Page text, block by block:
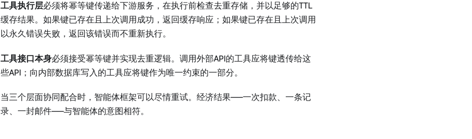
工具执行层必须将幂等键传递给下游服务，在执行前检查去重存储，并以足够的TTL
缓存结果。如果键已存在且上次调用成功，返回缓存响应；如果键已存在且上次调用
以永久错误失败，返回该错误而不重新执行。
工具接口本身必须接受幂等键并实现去重逻辑。调用外部API的工具应将键透传给这
些API；向内部数据库写入的工具应将键作为唯一约束的一部分。
当三个层面协同配合时，智能体框架可以尽情重试。经济结果——一次扣款、一条记
录、一封邮件——与智能体的意图相符。